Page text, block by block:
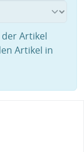
Artikel
Artikel in